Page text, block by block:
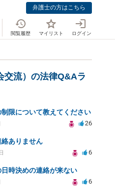
弁護士の方はこちら
閲覧履歴 マイリスト ログイン
交流）の法律Q&Aラ
限について教えてください
26
ありません
6
時決めの連絡が来ない
6